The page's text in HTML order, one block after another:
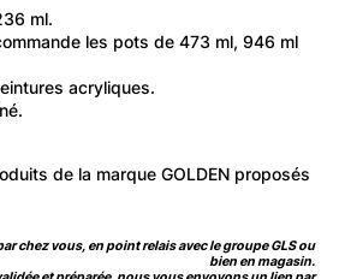
ml.
les pots de 473 ml, 946 ml
acryliques.
de la marque GOLDEN proposés
chez vous, en point relais avec le groupe GLS ou
bien en magasin.